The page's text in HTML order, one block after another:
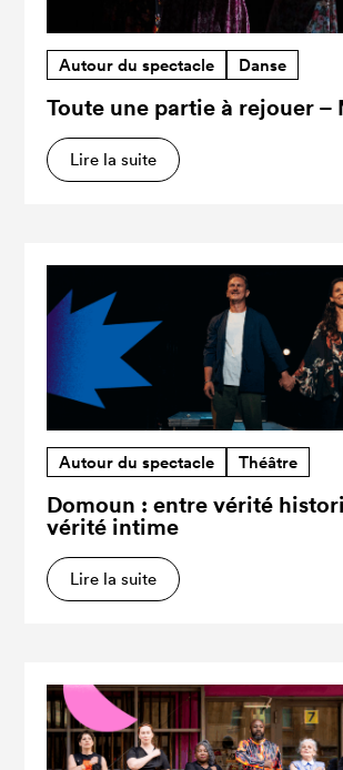
Autour du spectacle Danse
Toute une partie à rejouer –
Lire la suite
Autour du spectacle Théâtre
Domoun : entre vérité
vérité intime
Lire la suite